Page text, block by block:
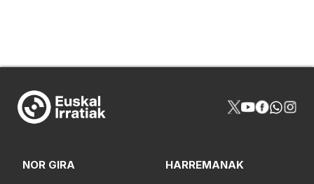
NOR GIRA HARREMANAK